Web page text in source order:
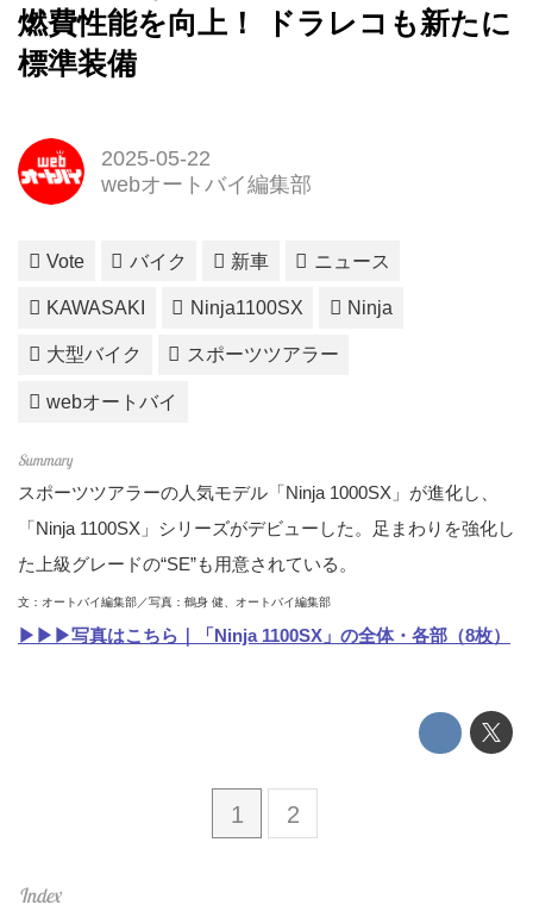
燃費性能を向上！ ドラレコも新たに
標準装備
2025-05-22
webオートバイ編集部
Vote バイク 新車 ニュース
KAWASAKI Ninja1100SX Ninja
大型バイク スポーツツアラー
webオートバイ
スポーツツアラーの人気モデル「Ninja 1000SX」が進化し、
「Ninja 1100SX」シリーズがデビューした。足まわりを強化し
た上級グレードの“SE”も用意されている。
文：オートバイ編集部／写真：鶴身 健、オートバイ編集部
▶▶▶写真はこちら｜「Ninja 1100SX」の全体・各部（8枚）
1 2